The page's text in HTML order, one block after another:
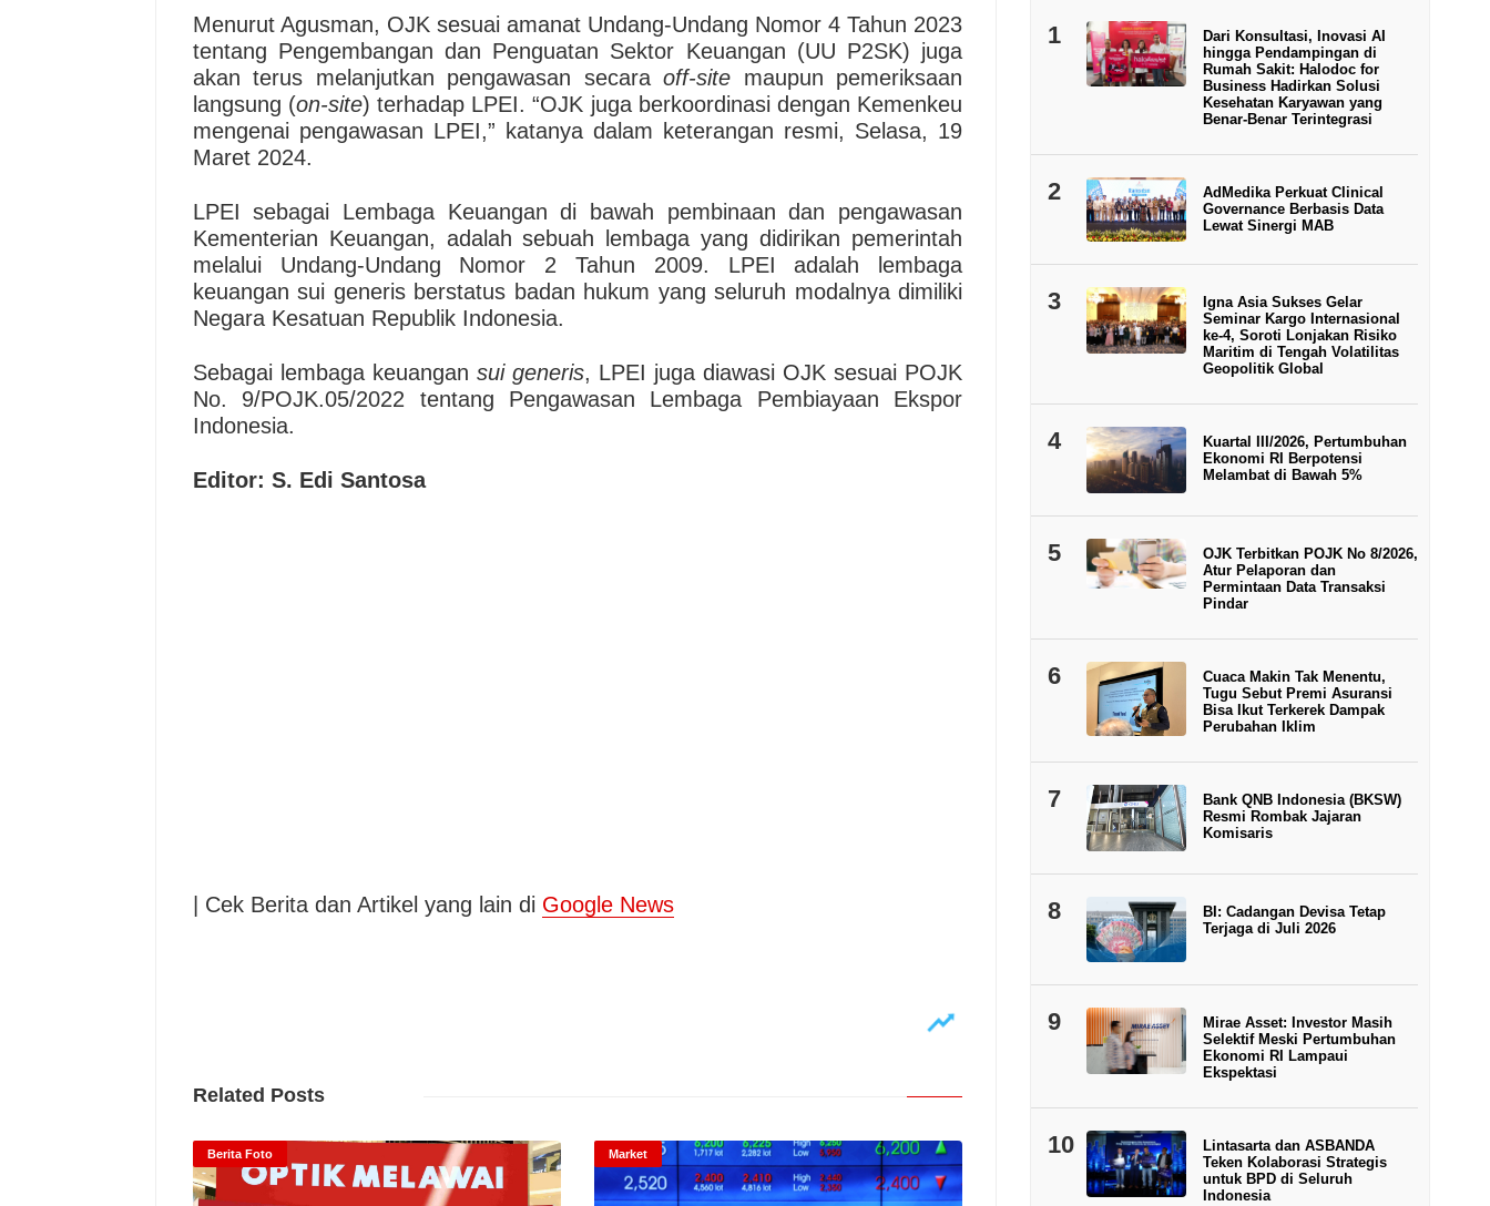
Menurut Agusman, OJK sesuai amanat Undang-Undang Nomor 4 Tahun 2023
tentang Pengembangan dan Penguatan Sektor Keuangan (UU P2SK) juga
akan terus melanjutkan pengawasan secaraoff-site maupun pemeriksaan
langsung (on-site) terhadap LPEI. “OJK juga berkoordinasi dengan Kemenkeu
mengenai pengawasan LPEI,” katanya dalam keterangan resmi, Selasa, 19
Maret 2024.
LPEI sebagai Lembaga Keuangan di bawah pembinaan dan pengawasan
Kementerian Keuangan, adalah sebuah lembaga yang didirikan pemerintah
melalui Undang-Undang Nomor 2 Tahun 2009. LPEI adalah lembaga
keuangan sui generis berstatus badan hukum yang seluruh modalnya dimiliki
Negara Kesatuan Republik Indonesia.
Sebagai lembaga keuangan sui generis, LPEI juga diawasi OJK sesuai POJK
No. 9/POJK.05/2022 tentang Pengawasan Lembaga Pembiayaan Ekspor
Indonesia.
Editor: S. Edi Santosa
| Cek Berita dan Artikel yang lain di Google News
Related Posts
Berita Foto Market
1
Dari Konsultasi, Inovasi AI
hingga Pendampingan di
Rumah Sakit: Halodoc for
Business Hadirkan Solusi
Kesehatan Karyawan yang
Benar-Benar Terintegrasi
2
AdMedika Perkuat Clinical
Governance Berbasis Data
Lewat Sinergi MAB
3
Igna Asia Sukses Gelar
Seminar Kargo Internasional
ke-4, Soroti Lonjakan Risiko
Maritim di Tengah Volatilitas
Geopolitik Global
4
Kuartal III/2026, Pertumbuhan
Ekonomi RI Berpotensi
Melambat di Bawah 5%
5
OJK Terbitkan POJK No 8/2026,
Atur Pelaporan dan
Permintaan Data Transaksi
Pindar
6
Cuaca Makin Tak Menentu,
Tugu Sebut Premi Asuransi
Bisa Ikut Terkerek Dampak
Perubahan Iklim
7
Bank QNB Indonesia (BKSW)
Resmi Rombak Jajaran
Komisaris
8
BI: Cadangan Devisa Tetap
Terjaga di Juli 2026
9
Mirae Asset: Investor Masih
Selektif Meski Pertumbuhan
Ekonomi RI Lampaui
Ekspektasi
10
Lintasarta dan ASBANDA
Teken Kolaborasi Strategis
untuk BPD di Seluruh
Indonesia